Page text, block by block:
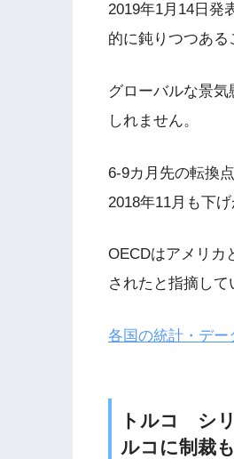
2019年1月14日発
的に鈍りつつある
グローバルな景
しれません。
6-9カ月先の転換
2018年11月も下
OECDはアメリカ
されたと指摘して
各国の統計・デー
トルコ シ
ルコに制裁